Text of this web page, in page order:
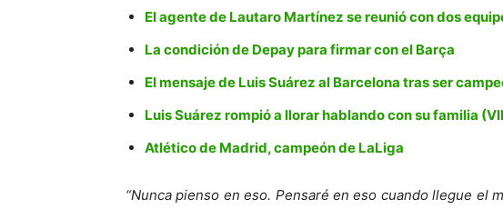
El agente de Lautaro Martínez se reunió con dos
La condición de Depay para firmar con el Barça
El mensaje de Luis Suárez al Barcelona tras ser
Luis Suárez rompió a llorar hablando con su familia
Atlético de Madrid, campeón de LaLiga
“Nunca pienso en eso. Pensaré en eso cuando llegue el